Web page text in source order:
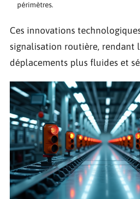
périmètres.
Ces innovations
signalisation routière, rendant
déplacements plus fluides et